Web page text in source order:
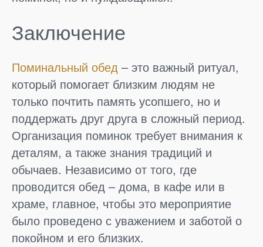
Заключение
Поминальный обед – это важный ритуал,
который помогает близким людям не
только почтить память усопшего, но и
поддержать друг друга в сложный период.
Организация поминок требует внимания к
деталям, а также знания традиций и
обычаев. Независимо от того, где
проводится обед – дома, в кафе или в
храме, главное, чтобы это мероприятие
было проведено с уважением и заботой о
покойном и его близких.